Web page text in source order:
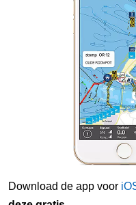
Download de app voor